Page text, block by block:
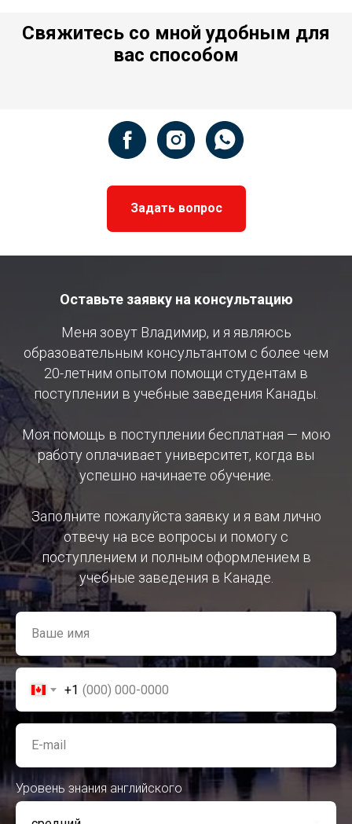
Свяжитесь со мной удобным для
вас способом
Задать вопрос
Оставьте заявку на консультацию
Меня зовут Владимир, и я являюсь
образовательным консультантом с более чем
20-летним опытом помощи студентам в
поступлении в учебные заведения Канады.
Моя помощь в поступлении бесплатная — мою
работу оплачивает университет, когда вы
успешно начинаете обучение.
Заполните пожалуйста заявку и я вам лично
отвечу на все вопросы и помогу с
поступлением и полным оформлением в
учебные заведения в Канаде.
Ваше имя
+1
E-mail
Уровень знания английского